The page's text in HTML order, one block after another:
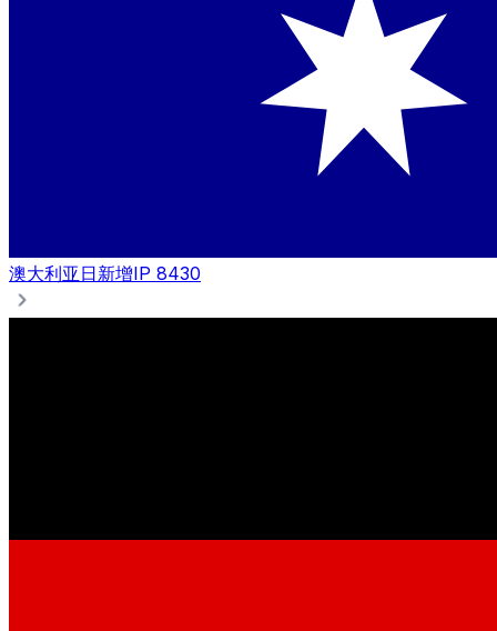
澳大利亚 日新增IP 8430